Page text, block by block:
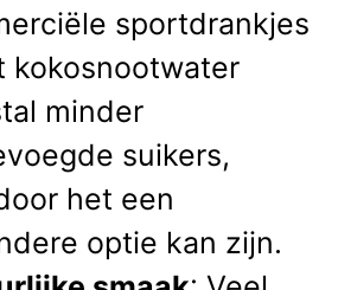
sportdrankjes
kokosnootwater
minder
suikers,
het een
optie kan zijn.